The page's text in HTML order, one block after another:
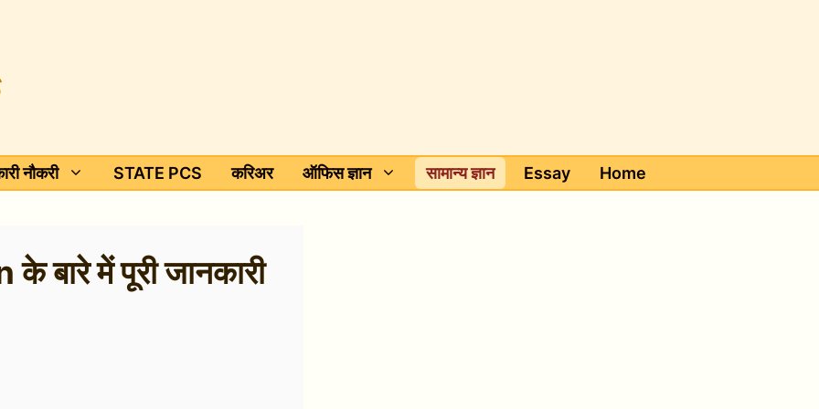
नौकरी STATE PCS करिअर ऑफिस ज्ञान सामान्य ज्ञान Essay Home
में पूरी जानकारी